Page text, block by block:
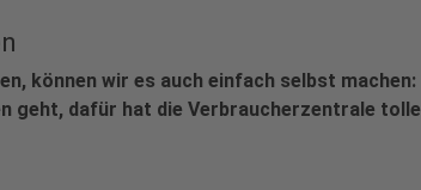
können wir es auch einfach selbst machen:
geht, dafür hat die Verbraucherzentrale tolle